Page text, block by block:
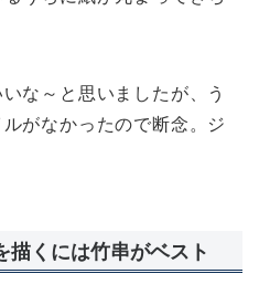
な～と思いましたが、う
がなかったので断念。ジ
描くには竹串がベスト